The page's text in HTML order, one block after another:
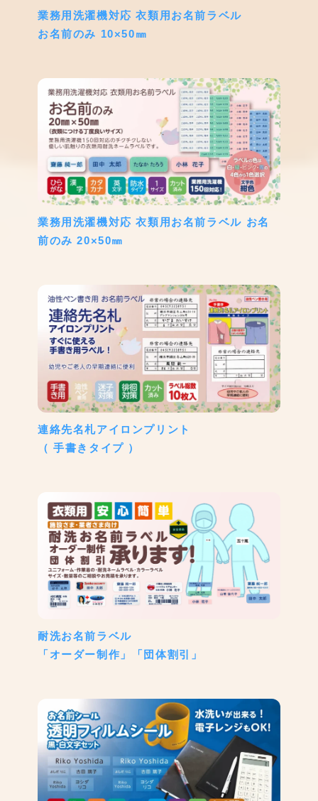
業務用洗濯機対応 衣類用お名前ラベル
お名前のみ 10×50㎜
業務用洗濯機対応 衣類用お名前ラベル お名
前のみ 20×50㎜
連絡先名札アイロンプリント
（ 手書きタイプ ）
耐洗お名前ラベル
「オーダー制作」「団体割引」